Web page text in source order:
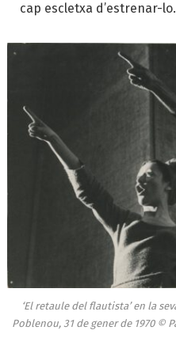
cap escletxa d’estrenar-lo.
‘El retaule del flautista’ en la
Poblenou, 31 de gener de 1970 ©